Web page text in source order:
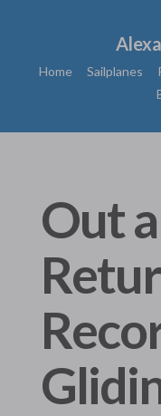
Home Sailplanes
Out